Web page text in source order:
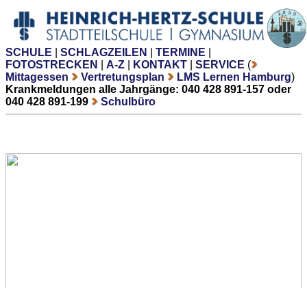
SCHULE SCHLAGZEILEN TERMINE
FOTOSTRECKEN
A-Z KONTAKT SERVICE (
Mittagessen
Vertretungsplan LMS Lernen Hamburg)
Krankmeldungen alle Jahrgänge: 040 428 891-157 oder
040 428 891-199
Schulbüro